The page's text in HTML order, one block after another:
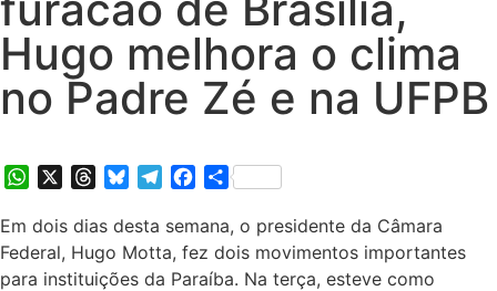
Hugo melhora o clima
no Padre Zé e na UFPB
WhatsAppThreadsBlueskyTelegramFacebook
Share
Em dois dias desta semana, o presidente da Câmara
Federal, Hugo Motta, fez dois movimentos importantes
para instituições da Paraíba. Na terça, esteve como